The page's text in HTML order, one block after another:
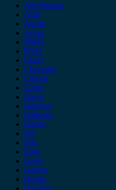
Alfa Romeo
Audi
Austin
Acura
BMW
BYD
Chery
Chevrolet
Citroen
Cupra
Dacia
Daewoo
Daihatsu
Dodge
DS
Fiat
Ford
Geely
Gonow
Honda
Hyundai